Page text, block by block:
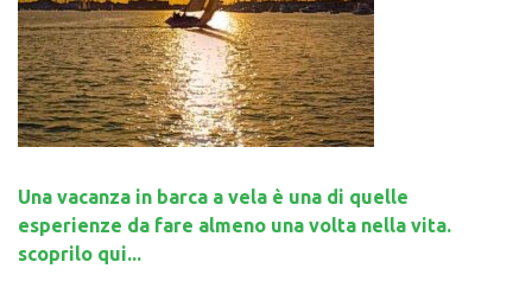
Una vacanza in barca a vela è una di quelle
esperienze da fare almeno una volta nella vita.
scoprilo qui...